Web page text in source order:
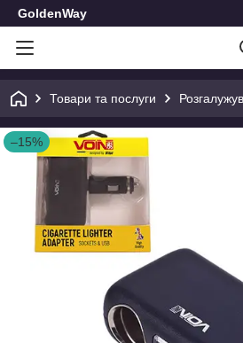
GoldenWay
Товари та послуги
–15%